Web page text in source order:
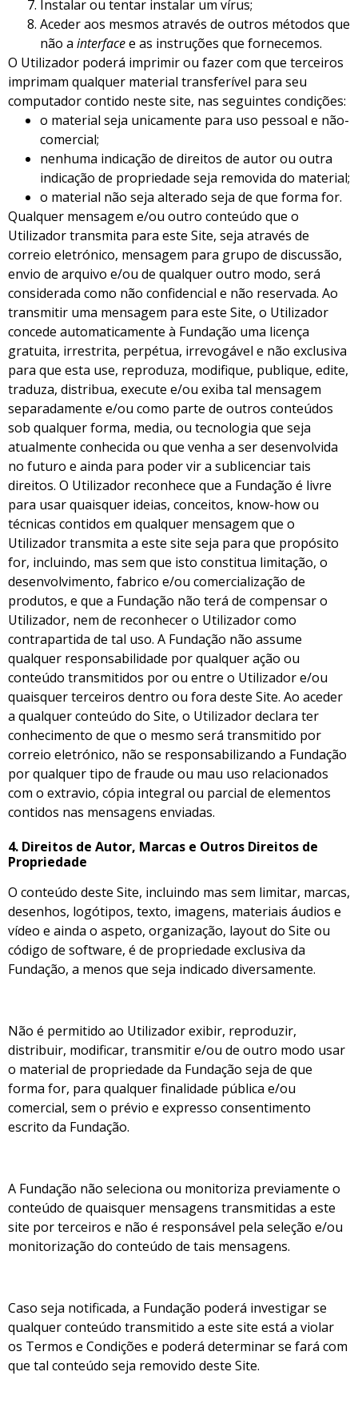
Instalar ou tentar instalar um vírus;
Aceder aos mesmos através de outros métodos que
não a interfacee as instruções que fornecemos.
O Utilizador poderá imprimir ou fazer com que terceiros
imprimam qualquer material transferível para seu
computador contido neste site, nas seguintes condições:
o material seja unicamente para uso pessoal e não-
comercial;
nenhuma indicação de direitos de autor ou outra
indicação de propriedade seja removida do material;
o material não seja alterado seja de que forma for.
Qualquer mensagem e/ou outro conteúdo que o
Utilizador transmita para este Site, seja através de
correio eletrónico, mensagem para grupo de discussão,
envio de arquivo e/ou de qualquer outro modo, será
considerada como não confidencial e não reservada. Ao
transmitir uma mensagem para este Site, o Utilizador
concede automaticamente à Fundação uma licença
gratuita, irrestrita, perpétua, irrevogável e não exclusiva
para que esta use, reproduza, modifique, publique, edite,
traduza, distribua, execute e/ou exiba tal mensagem
separadamente e/ou como parte de outros conteúdos
sob qualquer forma, media, ou tecnologia que seja
atualmente conhecida ou que venha a ser desenvolvida
no futuro e ainda para poder vir a sublicenciar tais
direitos. O Utilizador reconhece que a Fundação é livre
para usar quaisquer ideias, conceitos, know-how ou
técnicas contidos em qualquer mensagem que o
Utilizador transmita a este site seja para que propósito
for, incluindo, mas sem que isto constitua limitação, o
desenvolvimento, fabrico e/ou comercialização de
produtos, e que a Fundação não terá de compensar o
Utilizador, nem de reconhecer o Utilizador como
contrapartida de tal uso. A Fundação não assume
qualquer responsabilidade por qualquer ação ou
conteúdo transmitidos por ou entre o Utilizador e/ou
quaisquer terceiros dentro ou fora deste Site. Ao aceder
a qualquer conteúdo do Site, o Utilizador declara ter
conhecimento de que o mesmo será transmitido por
correio eletrónico, não se responsabilizando a Fundação
por qualquer tipo de fraude ou mau uso relacionados
com o extravio, cópia integral ou parcial de elementos
contidos nas mensagens enviadas.
4. Direitos de Autor, Marcas e Outros Direitos de
Propriedade
O conteúdo deste Site, incluindo mas sem limitar, marcas,
desenhos, logótipos, texto, imagens, materiais áudios e
vídeo e ainda o aspeto, organização, layout do Site ou
código de software, é de propriedade exclusiva da
Fundação, a menos que seja indicado diversamente.
Não é permitido ao Utilizador exibir, reproduzir,
distribuir, modificar, transmitir e/ou de outro modo usar
o material de propriedade da Fundação seja de que
forma for, para qualquer finalidade pública e/ou
comercial, sem o prévio e expresso consentimento
escrito da Fundação.
A Fundação não seleciona ou monitoriza previamente o
conteúdo de quaisquer mensagens transmitidas a este
site por terceiros e não é responsável pela seleção e/ou
monitorização do conteúdo de tais mensagens.
Caso seja notificada, a Fundação poderá investigar se
qualquer conteúdo transmitido a este site está a violar
os Termos e Condições e poderá determinar se fará com
que tal conteúdo seja removido deste Site.